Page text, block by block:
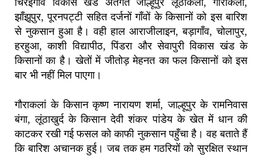
झाँझूपुर, पूरनपट्टी सहित दर्जनों गाँवों के किसानों को इस बारिश
से नुकसान हुआ है। वही हाल आराजीलाइन, बड़ागाँव, चोलापुर,
हरहुआ, काशी विद्यापीठ, पिंडरा और सेवापुरी विकास खंड के
किसानों का है। खेतों में जीतोड़ मेहनत का फल किसानों को इस
बार भी नहीं मिल पाएगा।
गौराकलां के किसान कृष्ण नारायण शर्मा, जाल्हूपुर के रामनिवास
बंगा, लूंठाखुर्द के किसान देवी शंकर पांडेय के खेत में धान की
काटकर रखी गई फसल को काफी नुकसान पहुँचा है। वह बताते हैं
कि बारिश अचानक हुई। जब तक हम गठरियों को सुरक्षित स्थान